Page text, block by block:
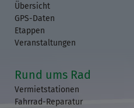
Übersicht
GPS-Daten
Etappen
Veranstaltungen
Rund ums Rad
Vermietstationen
Fahrrad-Reparatur